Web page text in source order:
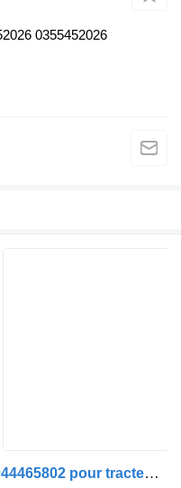
0355452026
Unité de commande CPC3 A0044465802 pour tracteur routier Mercedes-Benz Actros